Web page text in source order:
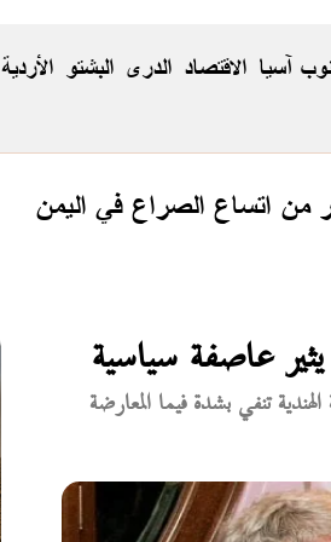
الاقتصاد آسيا الأردية البشتو الدری
من اتساع الصراع في اليمن
عاصفة سياسية
والحكومة الهندية تنفي بشدة فيما المعارضة